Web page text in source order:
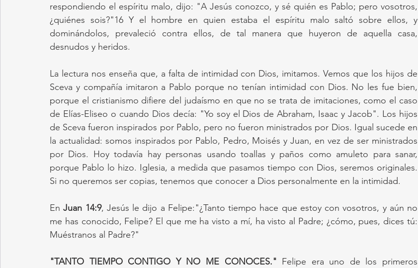
respondiendo el espíritu malo, dijo: "A Jesús conozco, y sé quién es Pablo; pero vosotros,
¿quiénes sois?"16 Y el hombre en quien estaba el espíritu malo saltó sobre ellos, y
dominándolos, prevaleció contra ellos, de tal manera que huyeron de aquella casa,
desnudos y heridos.
La lectura nos enseña que, a falta de intimidad con Dios, imitamos. Vemos que los hijos de
Sceva y compañía imitaron a Pablo porque no tenían intimidad con Dios. No les fue bien,
porque el cristianismo difiere del judaísmo en que no se trata de imitaciones, como el caso
de Elías-Eliseo o cuando Dios decía: "Yo soy el Dios de Abraham, Isaac y Jacob". Los hijos
de Sceva fueron inspirados por Pablo, pero no fueron ministrados por Dios. Igual sucede en
la actualidad: somos inspirados por Pablo, Pedro, Moisés y Juan, en vez de ser ministrados
por Dios. Hoy todavía hay personas usando toallas y paños como amuleto para sanar,
porque Pablo lo hizo. Iglesia, a medida que pasamos tiempo con Dios, seremos originales.
Si no queremos ser copias, tenemos que conocer a Dios personalmente en la intimidad.
En Juan 14:9, Jesús le dijo a Felipe:"¿Tanto tiempo hace que estoy con vosotros, y aún no
me has conocido, Felipe? El que me ha visto a mí, ha visto al Padre; ¿cómo, pues, dices tú:
Muéstranos al Padre?"
"TANTO TIEMPO CONTIGO Y NO ME CONOCES." Felipe era uno de los primeros